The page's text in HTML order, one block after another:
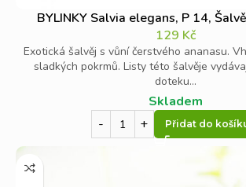
BYLINKY Salvia elegans, P 14,
129 Kč
Exotická šalvěj s vůní čerstvého ananasu.
sladkých pokrmů. Listy této šalvěje
doteku...
Skladem
Přidat do